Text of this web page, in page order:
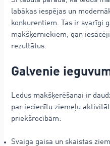
labākas iespējas un
konkurentiem. Tas ir svarīgi
makšķerniekiem, gan
rezultātus.
Galvenie
Ledus makšķerēšanai ir
par iecienītu ziemeļu
priekšrocībām:
Svaiga gaisa un skaistas